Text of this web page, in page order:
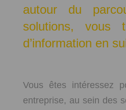
autour du
solutions, vous
d’information en
Vous êtes intéressez
entreprise, au sein des